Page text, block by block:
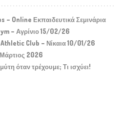
– Online Εκπαιδευτικά Σεμινάρια
– Αγρίνιο 15/02/26
Club – Νίκαια 10/01/26
2026
όταν τρέχουμε; Τι ισχύει!